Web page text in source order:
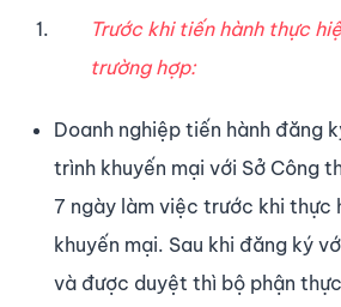
Trước khi tiến hành thực
trường hợp:
Doanh nghiệp tiến hành đăng
trình khuyến mại với Sở Công
7 ngày làm việc trước khi thực
khuyến mại. Sau khi đăng ký
và được duyệt thì bộ phận